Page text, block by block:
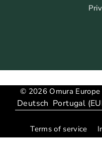
© 2026 Omura
Sprache
Translation
Terms of service